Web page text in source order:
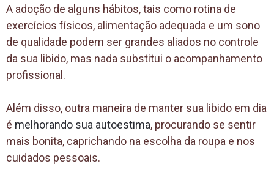
A adoção de alguns hábitos, tais como rotina de
exercícios físicos, alimentação adequada e um sono
de qualidade podem ser grandes aliados no controle
da sua libido, mas nada substitui o acompanhamento
profissional.
Além disso, outra maneira de manter sua libido em dia
é melhorando sua autoestima, procurando se sentir
mais bonita, caprichando na escolha da roupa e nos
cuidados pessoais.